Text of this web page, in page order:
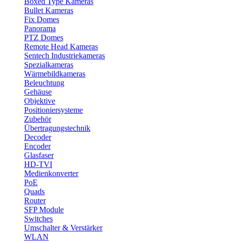
Bullet Kameras
Fix Domes
Panorama
PTZ Domes
Remote Head Kameras
Sentech Industriekameras
Spezialkameras
Wärmebildkameras
Beleuchtung
Gehäuse
Objektive
Positioniersysteme
Zubehör
Übertragungstechnik
Decoder
Encoder
Glasfaser
HD-TVI
Medienkonverter
PoE
Quads
Router
SFP Module
Switches
Umschalter & Verstärker
WLAN